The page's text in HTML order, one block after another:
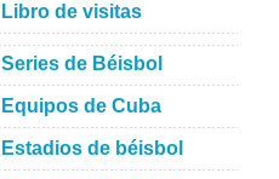
Libro de visitas
Series de Béisbol
Equipos de Cuba
Estadios de béisbol